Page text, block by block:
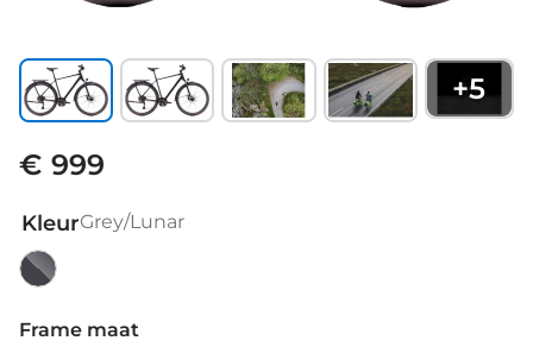
+5
€ 999
KleurGrey/Lunar
Frame maat